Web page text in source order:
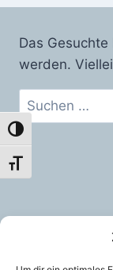
Umschalten auf
Schrift vergrößern
Das
werden.
Suchen
nach: